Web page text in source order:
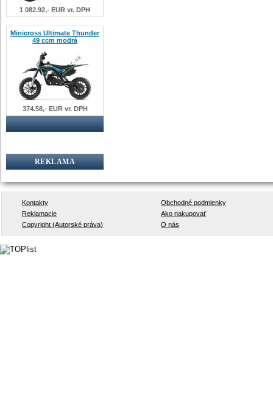
1 082.92,- EUR vr. DPH
Minicross Ultimate Thunder
49 ccm modrá
374.58,- EUR vr. DPH
REKLAMA
Kontakty
Obchodné podmienky
Reklamacie
Ako nakupovať
Copyright (Autorské práva)
O nás